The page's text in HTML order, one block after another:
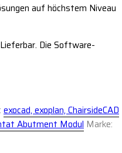
auf höchstem Niveau
Die Software-
exocad, exoplan, ChairsideCAD
Abutment Modul Marke: